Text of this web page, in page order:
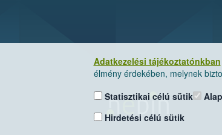
Adatkezelési tájékoztatónkban
élmény érdekében, melynek
Statisztikai célú sütik
Hirdetési célú sütik